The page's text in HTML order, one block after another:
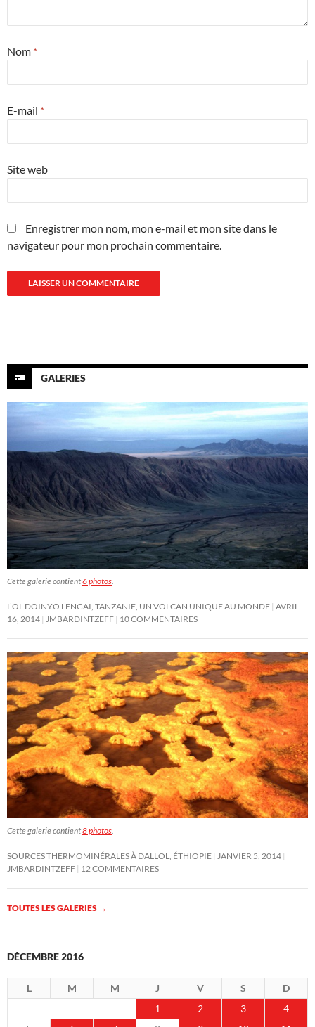
Nom *
E-mail *
Site web
Enregistrer mon nom, mon e-mail et mon site dans le
navigateur pour mon prochain commentaire.
GALERIES
Cette galerie contient6 photos.
L’OL DOINYO LENGAI, TANZANIE, UN VOLCAN UNIQUE AU MONDE AVRIL
16, 2014 JMBARDINTZEFF 10 COMMENTAIRES
Cette galerie contient8 photos.
SOURCES THERMOMINÉRALES À DALLOL, ÉTHIOPIE JANVIER 5, 2014
JMBARDINTZEFF 12 COMMENTAIRES
TOUTES LES GALERIES →
DÉCEMBRE 2016
L M M J V S
D
1
2 3
4